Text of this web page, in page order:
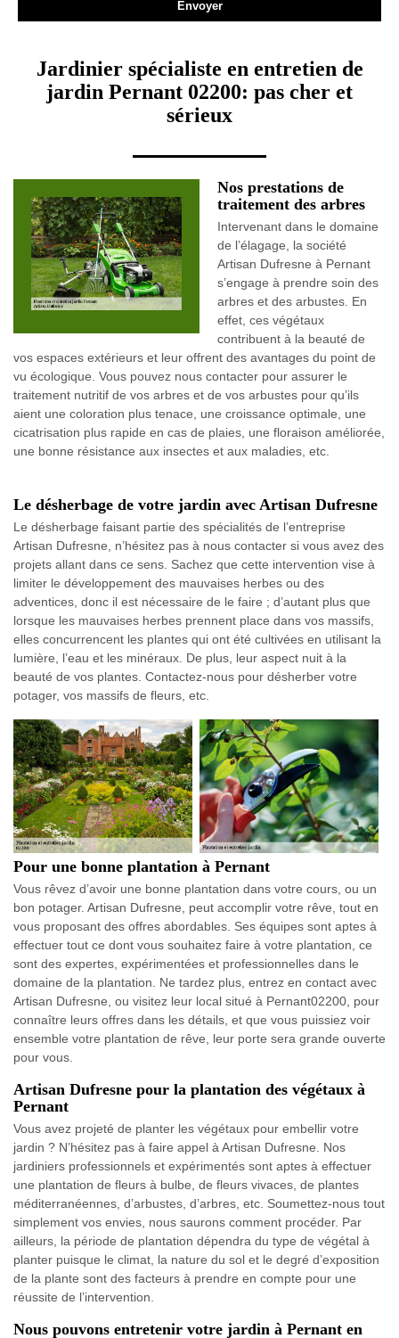
Jardinier spécialiste en entretien de
jardin Pernant 02200: pas cher et
sérieux
Nos prestations de
traitement des arbres
Intervenant dans le domaine
de l’élagage, la société
Artisan Dufresne à Pernant
s’engage à prendre soin des
arbres et des arbustes. En
effet, ces végétaux
contribuent à la beauté de
vos espaces extérieurs et leur offrent des avantages du point de
vu écologique. Vous pouvez nous contacter pour assurer le
traitement nutritif de vos arbres et de vos arbustes pour qu’ils
aient une coloration plus tenace, une croissance optimale, une
cicatrisation plus rapide en cas de plaies, une floraison améliorée,
une bonne résistance aux insectes et aux maladies, etc.
Le désherbage de votre jardin avec Artisan Dufresne
Le désherbage faisant partie des spécialités de l’entreprise
Artisan Dufresne, n’hésitez pas à nous contacter si vous avez des
projets allant dans ce sens. Sachez que cette intervention vise à
limiter le développement des mauvaises herbes ou des
adventices, donc il est nécessaire de le faire ; d’autant plus que
lorsque les mauvaises herbes prennent place dans vos massifs,
elles concurrencent les plantes qui ont été cultivées en utilisant la
lumière, l’eau et les minéraux. De plus, leur aspect nuit à la
beauté de vos plantes. Contactez-nous pour désherber votre
potager, vos massifs de fleurs, etc.
Pour une bonne plantation à Pernant
Vous rêvez d’avoir une bonne plantation dans votre cours, ou un
bon potager. Artisan Dufresne, peut accomplir votre rêve, tout en
vous proposant des offres abordables. Ses équipes sont aptes à
effectuer tout ce dont vous souhaitez faire à votre plantation, ce
sont des expertes, expérimentées et professionnelles dans le
domaine de la plantation. Ne tardez plus, entrez en contact avec
Artisan Dufresne, ou visitez leur local situé à Pernant02200, pour
connaître leurs offres dans les détails, et que vous puissiez voir
ensemble votre plantation de rêve, leur porte sera grande ouverte
pour vous.
Artisan Dufresne pour la plantation des végétaux à
Pernant
Vous avez projeté de planter les végétaux pour embellir votre
jardin ? N’hésitez pas à faire appel à Artisan Dufresne. Nos
jardiniers professionnels et expérimentés sont aptes à effectuer
une plantation de fleurs à bulbe, de fleurs vivaces, de plantes
méditerranéennes, d’arbustes, d’arbres, etc. Soumettez-nous tout
simplement vos envies, nous saurons comment procéder. Par
ailleurs, la période de plantation dépendra du type de végétal à
planter puisque le climat, la nature du sol et le degré d’exposition
de la plante sont des facteurs à prendre en compte pour une
réussite de l’intervention.
Nous pouvons entretenir votre jardin à Pernant en